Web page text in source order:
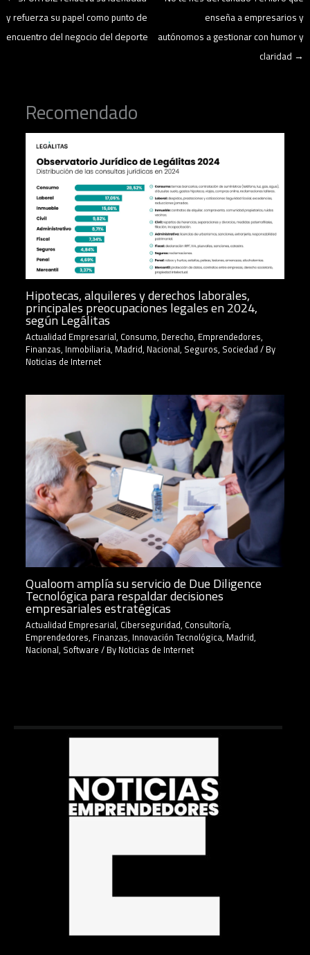
y refuerza su papel como punto de
encuentro del negocio del deporte
enseña a empresarios y
autónomos a gestionar con humor y
claridad →
Recomendado
Hipotecas, alquileres y derechos laborales,
principales preocupaciones legales en 2024,
según Legálitas
Actualidad Empresarial, Consumo, Derecho, Emprendedores,
Finanzas, Inmobiliaria, Madrid, Nacional, Seguros, Sociedad/ By
Noticias de Internet
Qualoom amplía su servicio de Due Diligence
Tecnológica para respaldar decisiones
empresariales estratégicas
Actualidad Empresarial, Ciberseguridad, Consultoría,
Emprendedores, Finanzas, Innovación Tecnológica, Madrid,
Nacional, Software/ ByNoticias de Internet